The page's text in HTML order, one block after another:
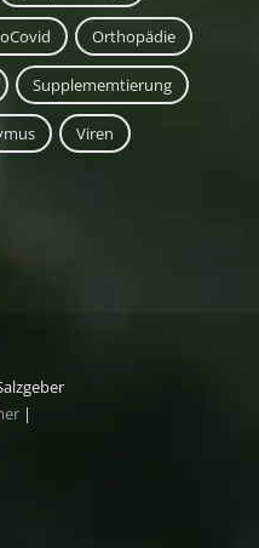
Orthopädie
Supplememtierung
Viren
|